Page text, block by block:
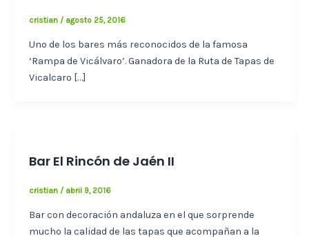
cristian / agosto 25, 2016
Uno de los bares más reconocidos de la famosa
‘Rampa de Vicálvaro’. Ganadora de la Ruta de Tapas de
Vicalcaro […]
Bar El Rincón de Jaén II
cristian / abril 9, 2016
Bar con decoración andaluza en el que sorprende
mucho la calidad de las tapas que acompañan a la